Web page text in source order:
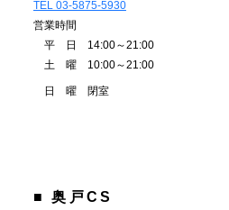
TEL 03-5875-5930
営業時間
平 日 14:00～21:00
土 曜 10:00～21:00
日 曜 閉室
■ 奥戸CS